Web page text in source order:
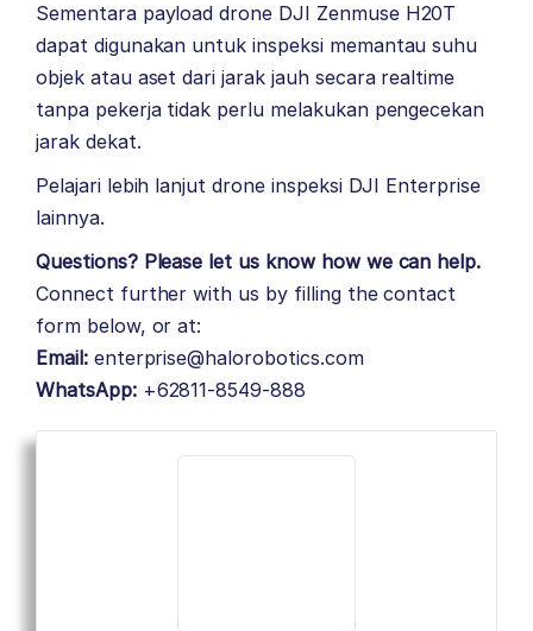
Sementara payload drone DJI Zenmuse H20T
dapat digunakan untuk inspeksi memantau suhu
objek atau aset dari jarak jauh secara realtime
tanpa pekerja tidak perlu melakukan pengecekan
jarak dekat.
Pelajari lebih lanjut drone inspeksi DJI Enterprise
lainnya.
Questions? Please let us know how we can help.
Connect further with us by filling the contact
form below, or at:
Email: enterprise@halorobotics.com
WhatsApp:+62811-8549-888